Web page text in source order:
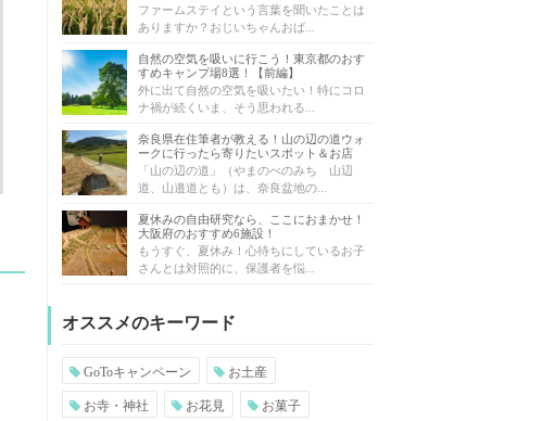
ファームステイという言葉を聞いたことは
ありますか？おじいちゃんおば...
自然の空気を吸いに行こう！東京都のおす
すめキャンプ場8選！【前編】
外に出て自然の空気を吸いたい！特にコロ
ナ禍が続くいま、そう思われる...
奈良県在住筆者が教える！山の辺の道ウォ
ークに行ったら寄りたいスポット＆お店
「山の辺の道」（やまのべのみち 山辺
道、山邉道とも）は、奈良盆地の...
夏休みの自由研究なら、ここにおまかせ！
大阪府のおすすめ6施設！
もうすぐ、夏休み！心待ちにしているお子
さんとは対照的に、保護者を悩...
オススメのキーワード
GoToキャンペーン お土産
お寺・神社 お花見 お菓子